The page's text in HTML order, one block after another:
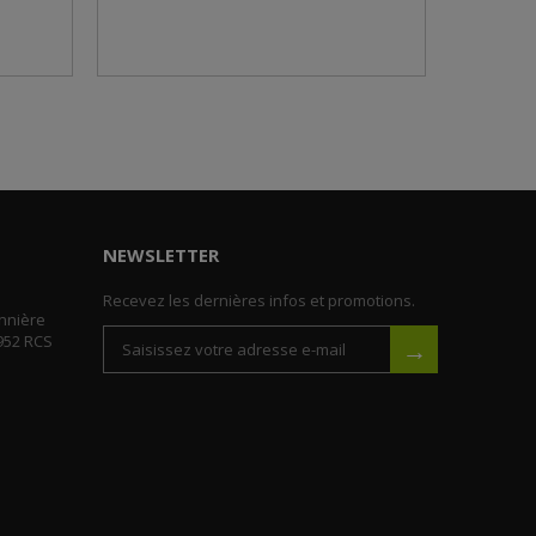
RCS
NEWSLETTER
Recevez les dernières infos et promotions.
→